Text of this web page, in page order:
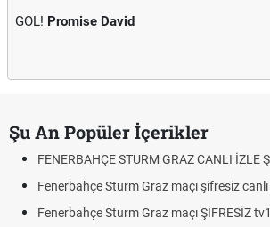
GOL! Promise David
Şu An Popüler İçerikler
FENERBAHÇE STURM GRAZ CANLI İZLE
Fenerbahçe Sturm Graz maçı şifresiz canlı
Fenerbahçe Sturm Graz maçı ŞİFRESİZ